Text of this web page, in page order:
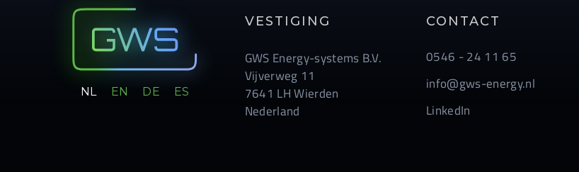
NL EN DE ES
VESTIGING
GWS Energy-systems B.V.
Vijverweg 11
7641 LH Wierden
Nederland
CONTACT
0546 - 24 11 65
info@gws-energy.nl
LinkedIn